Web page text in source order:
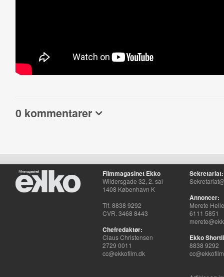
0 kommentarer
Filmmagasinet Ekko
Wildersgade 32, 2. sal
1408 København K
Tlf. 8838 9292
CVR. 3468 8443
Chefredaktør:
Claus Christensen
2729 0011
cc@ekkofilm.dk
Sekretariat:
Annoncer:
Merete
6111 5851
Ekko
8838 9292